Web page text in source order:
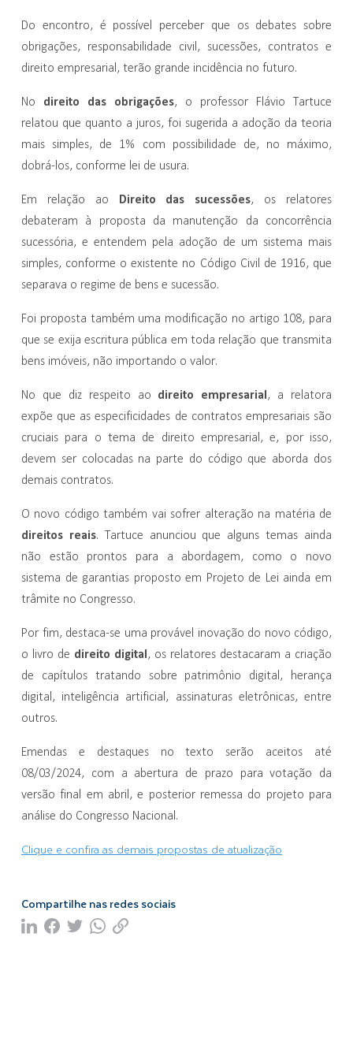
Do encontro, é possível perceber que os debates sobre
obrigações, responsabilidade civil, sucessões, contratos e
direito empresarial, terão grande incidência no futuro.
No direito das obrigações, o professor Flávio Tartuce
relatou que quanto a juros, foi sugerida a adoção da teoria
mais simples, de 1% com possibilidade de, no máximo,
dobrá-los, conforme lei de usura.
Em relação ao Direito das sucessões, os relatores
debateram à proposta da manutenção da concorrência
sucessória, e entendem pela adoção de um sistema mais
simples, conforme o existente no Código Civil de 1916, que
separava o regime de bens e sucessão.
Foi proposta também uma modificação no artigo 108, para
que se exija escritura pública em toda relação que transmita
bens imóveis, não importando o valor.
No que diz respeito ao direito empresarial, a relatora
expõe que as especificidades de contratos empresariais são
cruciais para o tema de direito empresarial, e, por isso,
devem ser colocadas na parte do código que aborda dos
demais contratos.
O novo código também vai sofrer alteração na matéria de
direitos reais. Tartuce anunciou que alguns temas ainda
não estão prontos para a abordagem, como o novo
sistema de garantias proposto em Projeto de Lei ainda em
trâmite no Congresso.
Por fim, destaca-se uma provável inovação do novo código,
o livro de direito digital, os relatores destacaram a criação
de capítulos tratando sobre patrimônio digital, herança
digital, inteligência artificial, assinaturas eletrônicas, entre
outros.
Emendas e destaques no texto serão aceitos até
08/03/2024, com a abertura de prazo para votação da
versão final em abril, e posterior remessa do projeto para
análise do Congresso Nacional.
Clique e confira as demais propostas de atualização
Compartilhe nas redes sociais